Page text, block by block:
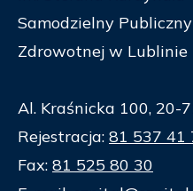
Samodzielny
Zdrowotnej w Lublinie
Al. Kraśnicka 100, 20-
Rejestracja: 81 537 41
Fax: 81 525 80 30